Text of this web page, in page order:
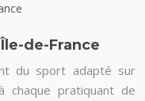
de-France
du sport adapté sur
pratiquant de